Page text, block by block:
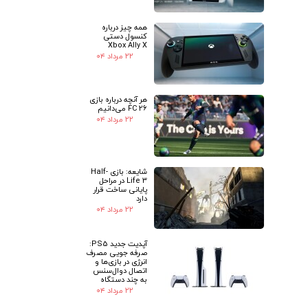
★ همه چیز درباره
کنسول دستی
Xbox Ally X
۲۲ مرداد ۰۴
هر آنچه درباره بازی
FC 26 می‌دانیم
۲۲ مرداد ۰۴
شایعه: بازی Half-
Life 3 در مراحل
پایانی ساخت قرار
دارد
۲۲ مرداد ۰۴
آپدیت جدید PS5:
صرفه جویی مصرف
انرژی در بازی‌ها و
اتصال دوال‌سنس
به چند دستگاه
۲۲ مرداد ۰۴